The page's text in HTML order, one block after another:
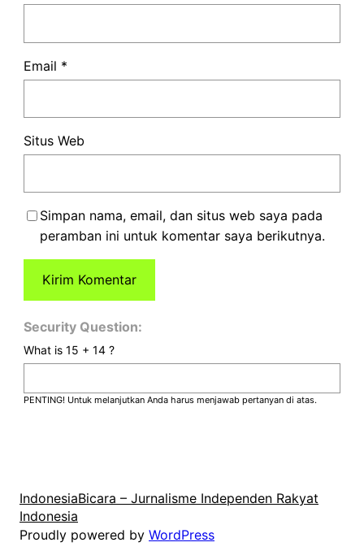
Email *
Situs Web
Simpan nama, email, dan situs web saya pada
peramban ini untuk komentar saya berikutnya.
Security Question:
What is 15 + 14 ?
PENTING! Untuk melanjutkan Anda harus menjawab pertanyan di atas.
IndonesiaBicara – Jurnalisme Independen Rakyat
Indonesia
Proudly powered by WordPress